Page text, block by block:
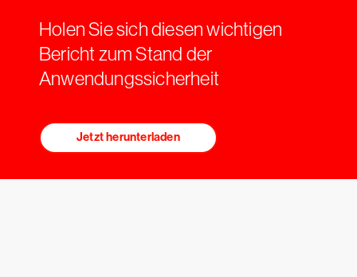
Holen Sie sich diesen wichtigen
Bericht zum Stand der
Anwendungssicherheit
Jetzt herunterladen